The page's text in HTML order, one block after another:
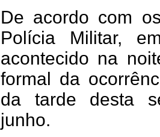
De acordo com
Polícia Militar,
acontecido na
formal da
da tarde desta
junho.